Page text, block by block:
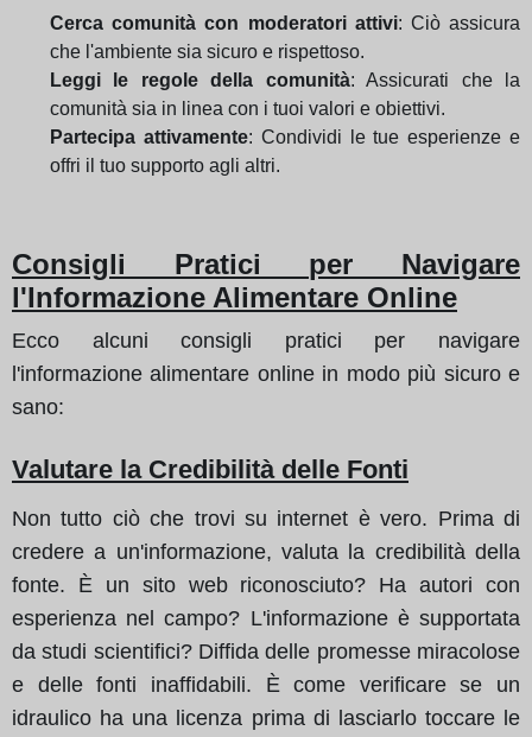
Cerca comunità con moderatori attivi: Ciò assicura
che l'ambiente sia sicuro e rispettoso.
Leggi le regole della comunità: Assicurati che la
comunità sia in linea con i tuoi valori e obiettivi.
Partecipa attivamente: Condividi le tue esperienze e
offri il tuo supporto agli altri.
Consigli Pratici per Navigare
l'Informazione Alimentare Online
Ecco alcuni consigli pratici per navigare
l'informazione alimentare online in modo più sicuro e
sano:
Valutare la Credibilità delle Fonti
Non tutto ciò che trovi su internet è vero. Prima di
credere a un'informazione, valuta la credibilità della
fonte. È un sito web riconosciuto? Ha autori con
esperienza nel campo? L'informazione è supportata
da studi scientifici? Diffida delle promesse miracolose
e delle fonti inaffidabili. È come verificare se un
idraulico ha una licenza prima di lasciarlo toccare le